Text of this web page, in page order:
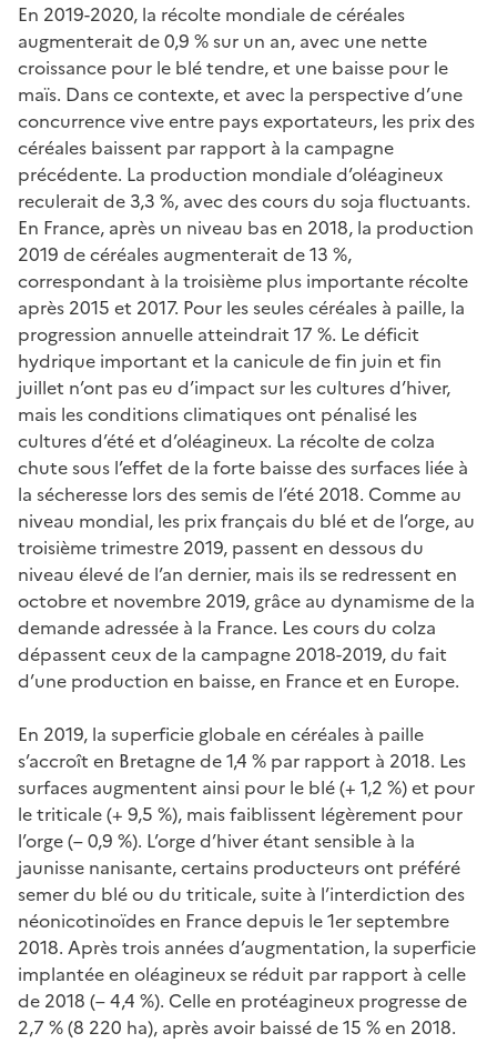
En 2019-2020, la récolte mondiale de céréales
augmenterait de 0,9 % sur un an, avec une nette
croissance pour le blé tendre, et une baisse pour le
maïs. Dans ce contexte, et avec la perspective d’une
concurrence vive entre pays exportateurs, les prix des
céréales baissent par rapport à la campagne
précédente. La production mondiale d’oléagineux
reculerait de 3,3 %, avec des cours du soja fluctuants.
En France, après un niveau bas en 2018, la production
2019 de céréales augmenterait de 13 %,
correspondant à la troisième plus importante récolte
après 2015 et 2017. Pour les seules céréales à paille, la
progression annuelle atteindrait 17 %. Le déficit
hydrique important et la canicule de fin juin et fin
juillet n’ont pas eu d’impact sur les cultures d’hiver,
mais les conditions climatiques ont pénalisé les
cultures d’été et d’oléagineux. La récolte de colza
chute sous l’effet de la forte baisse des surfaces liée à
la sécheresse lors des semis de l’été 2018. Comme au
niveau mondial, les prix français du blé et de l’orge, au
troisième trimestre 2019, passent en dessous du
niveau élevé de l’an dernier, mais ils se redressent en
octobre et novembre 2019, grâce au dynamisme de la
demande adressée à la France. Les cours du colza
dépassent ceux de la campagne 2018-2019, du fait
d’une production en baisse, en France et en Europe.
En 2019, la superficie globale en céréales à paille
s’accroît en Bretagne de 1,4 % par rapport à 2018. Les
surfaces augmentent ainsi pour le blé (+ 1,2 %) et pour
le triticale (+ 9,5 %), mais faiblissent légèrement pour
l’orge (– 0,9 %). L’orge d’hiver étant sensible à la
jaunisse nanisante, certains producteurs ont préféré
semer du blé ou du triticale, suite à l’interdiction des
néonicotinoïdes en France depuis le 1er septembre
2018. Après trois années d’augmentation, la superficie
implantée en oléagineux se réduit par rapport à celle
de 2018 (– 4,4 %). Celle en protéagineux progresse de
2,7 % (8 220 ha), après avoir baissé de 15 % en 2018.